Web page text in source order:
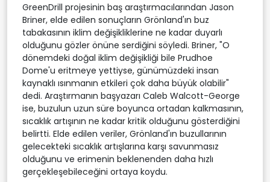
GreenDrill projesinin baş araştırmacılarından Jason
Briner, elde edilen sonuçların Grönland'ın buz
tabakasının iklim değişikliklerine ne kadar duyarlı
olduğunu gözler önüne serdiğini söyledi. Briner, "O
dönemdeki doğal iklim değişikliği bile Prudhoe
Dome'u eritmeye yettiyse, günümüzdeki insan
kaynaklı ısınmanın etkileri çok daha büyük olabilir"
dedi. Araştırmanın başyazarı Caleb Walcott-George
ise, buzulun uzun süre boyunca ortadan kalkmasının,
sıcaklık artışının ne kadar kritik olduğunu gösterdiğini
belirtti. Elde edilen veriler, Grönland'ın buzullarının
gelecekteki sıcaklık artışlarına karşı savunmasız
olduğunu ve erimenin beklenenden daha hızlı
gerçekleşebileceğini ortaya koydu.